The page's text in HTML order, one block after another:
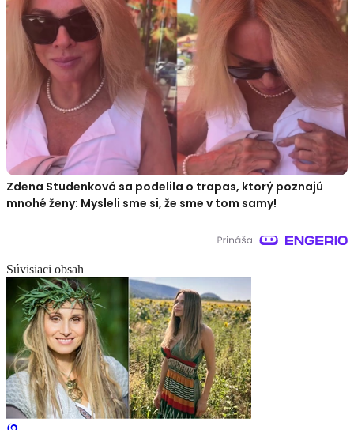
Zdena Studenková sa podelila o trapas, ktorý poznajú
mnohé ženy: Mysleli sme si, že sme v tom samy!
Súvisiaci obsah